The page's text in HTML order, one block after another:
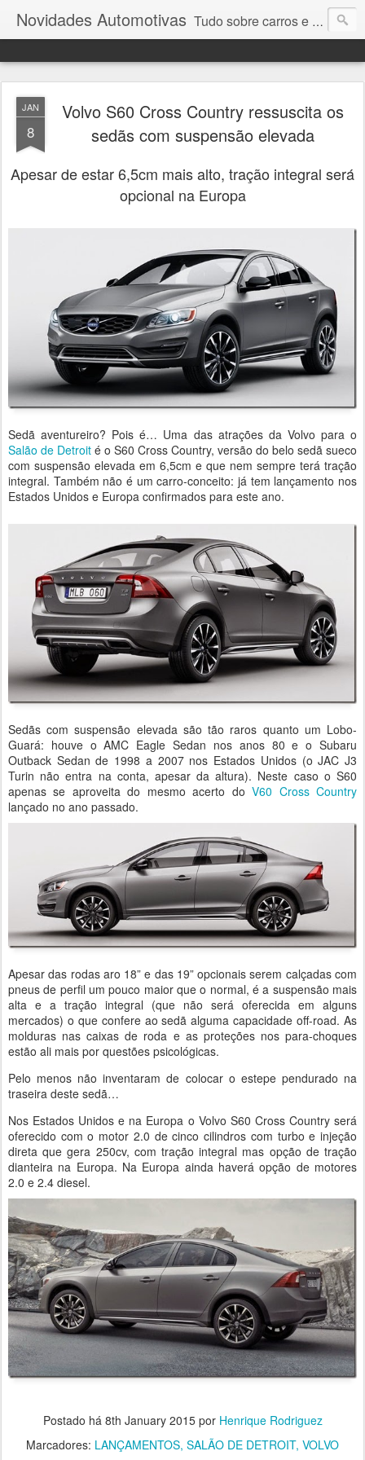
Novidades Automotivas Tudo sobre carros e motores
JAN
8
Volvo S60 Cross Country ressuscita os
sedãs com suspensão elevada
Apesar de estar 6,5cm mais alto, tração integral será
opcional na Europa
Sedã aventureiro? Pois é… Uma das atrações da Volvo para o
Salão de Detroit é o S60 Cross Country, versão do belo sedã sueco
com suspensão elevada em 6,5cm e que nem sempre terá tração
integral. Também não é um carro-conceito: já tem lançamento nos
Estados Unidos e Europa confirmados para este ano.
Sedãs com suspensão elevada são tão raros quanto um Lobo-
Guará: houve o AMC Eagle Sedan nos anos 80 e o Subaru
Outback Sedan de 1998 a 2007 nos Estados Unidos (o JAC J3
Turin não entra na conta, apesar da altura). Neste caso o S60
apenas se aproveita do mesmo acerto doV60 Cross Country
lançado no ano passado.
Apesar das rodas aro 18” e das 19” opcionais serem calçadas com
pneus de perfil um pouco maior que o normal, é a suspensão mais
alta e a tração integral (que não será oferecida em alguns
mercados) o que confere ao sedã alguma capacidade off-road. As
molduras nas caixas de roda e as proteções nos para-choques
estão ali mais por questões psicológicas.
Pelo menos não inventaram de colocar o estepe pendurado na
traseira deste sedã…
Nos Estados Unidos e na Europa o Volvo S60 Cross Country será
oferecido com o motor 2.0 de cinco cilindros com turbo e injeção
direta que gera 250cv, com tração integral mas opção de tração
dianteira na Europa. Na Europa ainda haverá opção de motores
2.0 e 2.4 diesel.
Postado há 8th January 2015por Henrique Rodriguez
Marcadores: LANÇAMENTOS SALÃO DE DETROIT VOLVO